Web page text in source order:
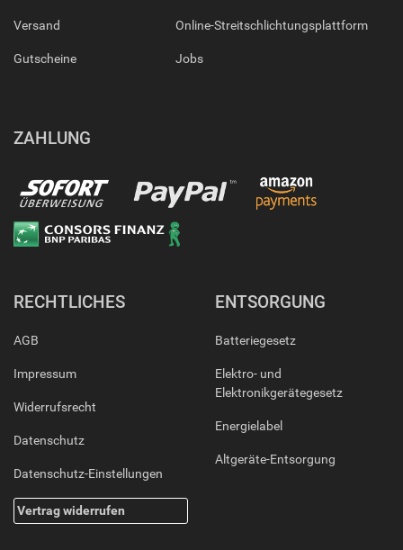
Versand
Gutscheine
Online-Streitschlichtungsplattform
Jobs
ZAHLUNG
RECHTLICHES
AGB
Impressum
Widerrufsrecht
Datenschutz
Datenschutz-Einstellungen
Vertrag widerrufen
ENTSORGUNG
Batteriegesetz
Elektro- und
Elektronikgerätegesetz
Energielabel
Altgeräte-Entsorgung